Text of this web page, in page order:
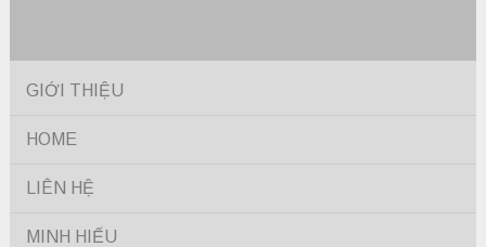
GIỚI THIỆU
HOME
LIÊN HỆ
MINH HIẾU